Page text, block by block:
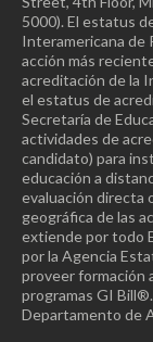
5000). El estatus
Interamericana de
acción más
acreditación de la
el estatus de
Secretaría de
actividades de
candidato) para
educación a
evaluación directa
geográfica de las
extiende por todo
por la Agencia
proveer formación
programas GI
Departamento de